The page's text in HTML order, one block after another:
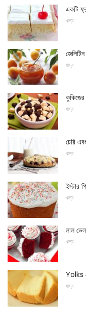
একটি
খাদ্য
খাদ্য
কুকিজের
খাদ্য
চেরি
খাদ্য
ইস্টার
খাদ্য
লাল
খাদ্য
Yolks
খাদ্য